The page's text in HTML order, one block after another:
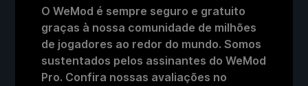
O WeMod é sempre seguro e gratuito
graças à nossa comunidade de milhões
de jogadores ao redor do mundo. Somos
sustentados pelos assinantes do WeMod
Pro. Confira nossas avaliações no